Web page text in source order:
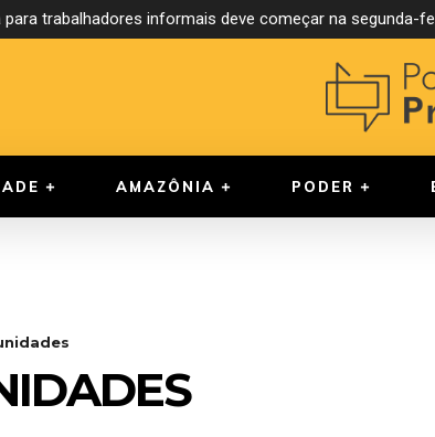
para trabalhadores informais deve começar na segunda-
AMAZÔNIA PODER